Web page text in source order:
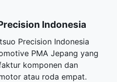
Indonesia
Precision Indonesia
PMA Jepang yang
komponen dan
atau roda empat.